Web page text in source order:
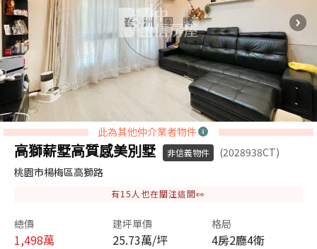
此為其他仲介業者物件
高獅薪墅高質感美別墅 非信義物件
(2028938CT)
桃園市楊梅區高獅路
有15 人也在關注這間👀
總價
1,498萬
建坪單價
25.73萬/坪
格局
4房2廳4衛